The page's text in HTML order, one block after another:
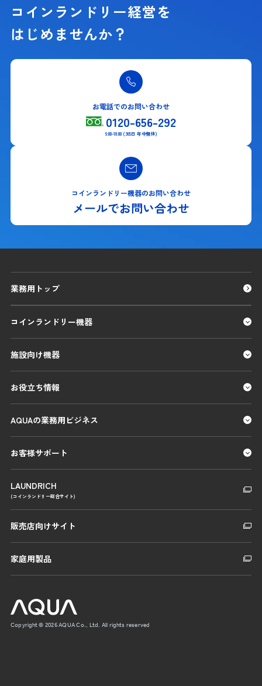
コインランドリー経営を
はじめませんか？
お電話でのお問い合わせ
0120-656-292
9:00-18:00 (365日 年中無休)
コインランドリー機器のお問い合わせ
メールでお問い合わせ
業務用トップ
コインランドリー機器
施設向け機器
お役立ち情報
AQUAの業務用ビジネス
お客様サポート
LAUNDRICH
(コインランドリー総合サイト)
販売店向けサイト
家庭用製品
Copyright © 2026 AQUA Co., Ltd. All rights reserved